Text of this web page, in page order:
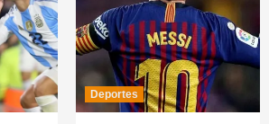
Deportes